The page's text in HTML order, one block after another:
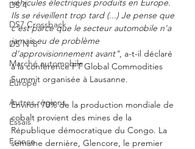
DS 4
DS7 Crossback
DS N°8
Marché automobile
Europe
Autres régions
Essais
France
véhicules électriques produits en Europe.
Ils se réveillent trop tard (...) Je pense que
c'est parce que le secteur automobile n'a
jamais eu de problème
d'approvisionnement avant", a-t-il déclaré
à la conférence FT Global Commodities
Summit organisée à Lausanne.
Environ 70% de la production mondiale de
cobalt provient des mines de la
République démocratique du Congo. La
semaine dernière, Glencore, le premier